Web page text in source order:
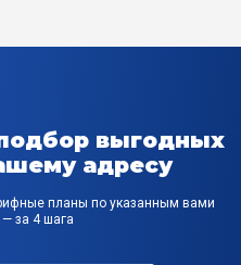
выгодных
адресу
планы по указанным вами
за 4 шага